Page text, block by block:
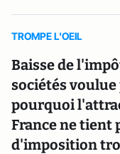
TROMPE L'OEIL
Baisse de
sociétés voulue
pourquoi
France ne tient
d'imposition